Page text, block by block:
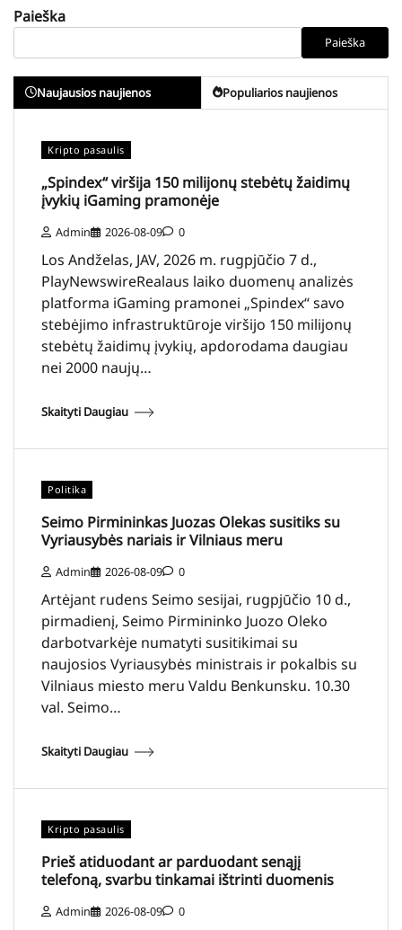
Paieška
Paieška
Naujausios naujienos Populiarios naujienos
Kripto pasaulis
„Spindex“ viršija 150 milijonų stebėtų žaidimų
įvykių iGaming pramonėje
Admin 2026-08-09 0
Los Andželas, JAV, 2026 m. rugpjūčio 7 d.,
PlayNewswireRealaus laiko duomenų analizės
platforma iGaming pramonei „Spindex“ savo
stebėjimo infrastruktūroje viršijo 150 milijonų
stebėtų žaidimų įvykių, apdorodama daugiau
nei 2000 naujų…
Skaityti Daugiau
Politika
Seimo Pirmininkas Juozas Olekas susitiks su
Vyriausybės nariais ir Vilniaus meru
Admin 2026-08-09 0
Artėjant rudens Seimo sesijai, rugpjūčio 10 d.,
pirmadienį, Seimo Pirmininko Juozo Oleko
darbotvarkėje numatyti susitikimai su
naujosios Vyriausybės ministrais ir pokalbis su
Vilniaus miesto meru Valdu Benkunsku. 10.30
val. Seimo…
Skaityti Daugiau
Kripto pasaulis
Prieš atiduodant ar parduodant senąjį
telefoną, svarbu tinkamai ištrinti duomenis
Admin 2026-08-09 0